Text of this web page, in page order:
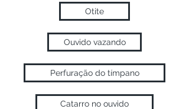
Otite
Ouvido vazando
Perfuração do tímpano
Catarro no ouvido